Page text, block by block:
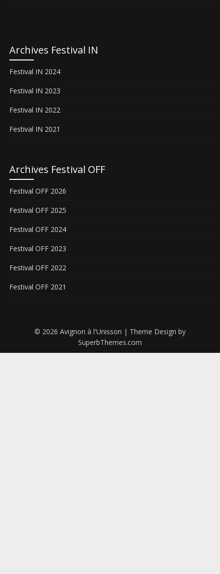
Archives Festival IN
Festival IN 2024
Festival IN 2023
Festival IN 2022
Festival IN 2021
Archives Festival OFF
Festival OFF 2026
Festival OFF 2025
Festival OFF 2024
Festival OFF 2023
Festival OFF 2022
Festival OFF 2021
© 2026 Avignon à l'Unisson | Theme Design by
SuperbThemes.com